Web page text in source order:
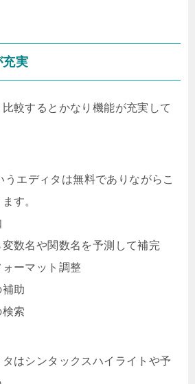
充実
較するとかなり機能が充実して
エディタは無料でありながらこ
す。
変数名や関数名を予測して補完
ォーマット調整
補助
検索
はシンタックスハイライトや予